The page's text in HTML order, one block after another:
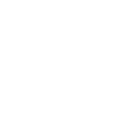
Rodrigo negocia
romper con el Madrid y
El Rey traslada a
El primer ciclo de
Sanlúcar arranca este